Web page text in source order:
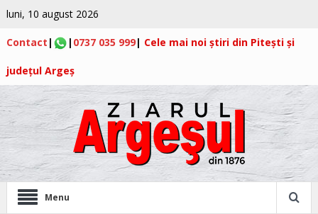
luni, 10 august 2026
Contact | | 0737 035 999| Cele mai noi știri din Pitești și
județul Argeș
Menu